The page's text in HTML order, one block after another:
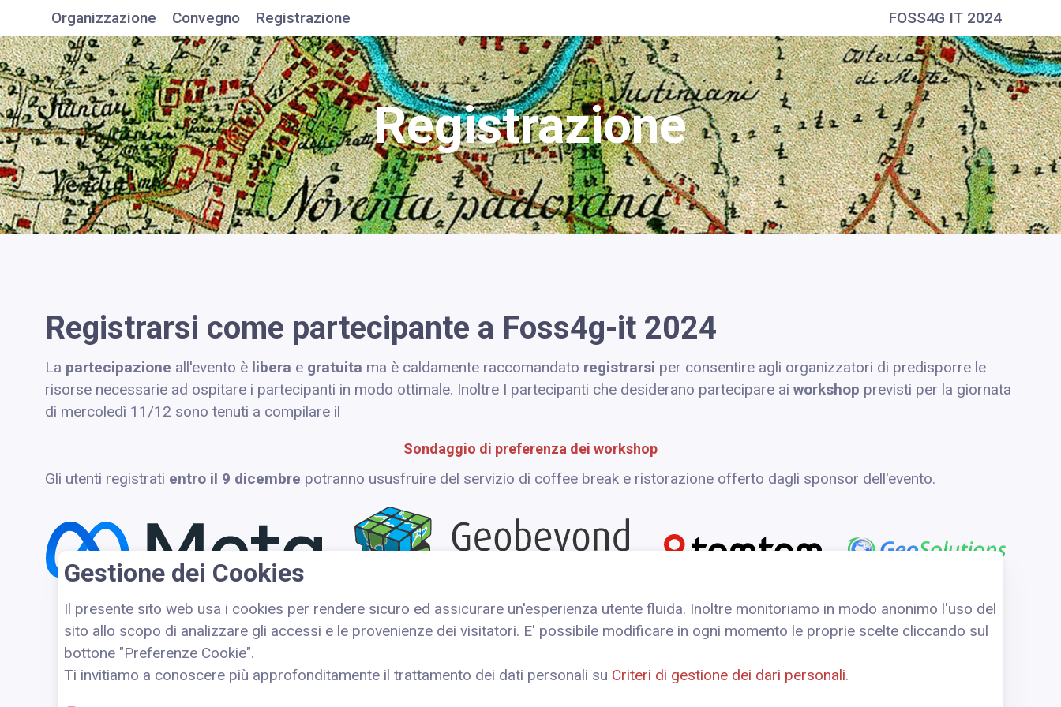
Organizzazione Convegno Registrazione FOSS4G IT 2024
Registrazione
Registrarsi come partecipante a Foss4g-it 2024
La partecipazione all'evento è libera e gratuita ma è caldamente raccomandato registrarsi per consentire agli organizzatori di predisporre le
risorse necessarie ad ospitare i partecipanti in modo ottimale. Inoltre I partecipanti che desiderano partecipare ai workshop previsti per la giornata
di mercoledì 11/12 sono tenuti a compilare il
Sondaggio di preferenza dei workshop
Gli utenti registrati entro il 9 dicembre potranno ususfruire del servizio di coffee break e ristorazione offerto dagli sponsor dell'evento.
Modulo di Registrazione
Gestione dei Cookies
Il presente sito web usa i cookies per rendere sicuro ed assicurare un'esperienza utente fluida. Inoltre monitoriamo in modo anonimo l'uso del
sito allo scopo di analizzare gli accessi e le provenienze dei visitatori. E' possibile modificare in ogni momento le proprie scelte cliccando sul
bottone "Preferenze Cookie".
Ti invitiamo a conoscere più approfonditamente il trattamento dei dati personali su Criteri di gestione dei dari personali.